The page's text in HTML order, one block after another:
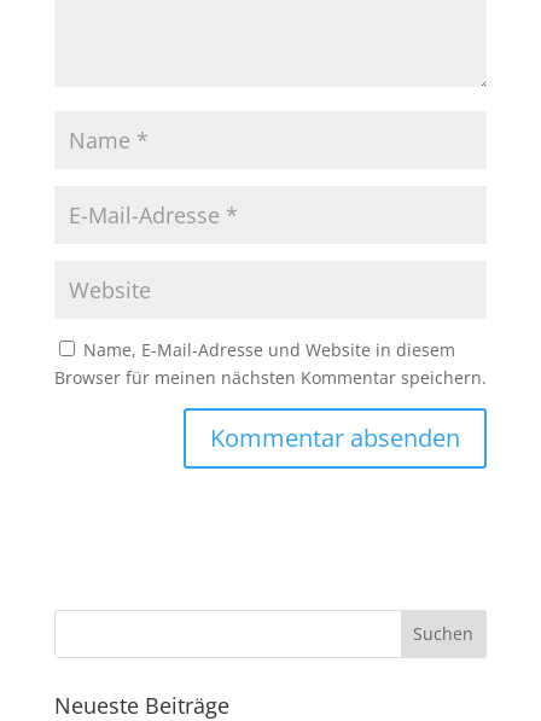
Name, E-Mail-Adresse und Website in diesem
Browser für meinen nächsten Kommentar speichern.
Neueste Beiträge